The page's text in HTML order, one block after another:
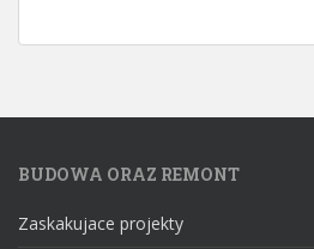
BUDOWA ORAZ REMONT
Zaskakujace projekty